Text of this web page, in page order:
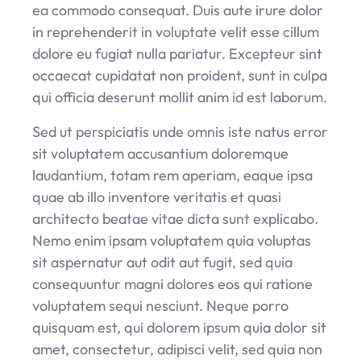
ea commodo consequat. Duis aute irure dolor
in reprehenderit in voluptate velit esse cillum
dolore eu fugiat nulla pariatur. Excepteur sint
occaecat cupidatat non proident, sunt in culpa
qui officia deserunt mollit anim id est laborum.
Sed ut perspiciatis unde omnis iste natus error
sit voluptatem accusantium doloremque
laudantium, totam rem aperiam, eaque ipsa
quae ab illo inventore veritatis et quasi
architecto beatae vitae dicta sunt explicabo.
Nemo enim ipsam voluptatem quia voluptas
sit aspernatur aut odit aut fugit, sed quia
consequuntur magni dolores eos qui ratione
voluptatem sequi nesciunt. Neque porro
quisquam est, qui dolorem ipsum quia dolor sit
amet, consectetur, adipisci velit, sed quia non